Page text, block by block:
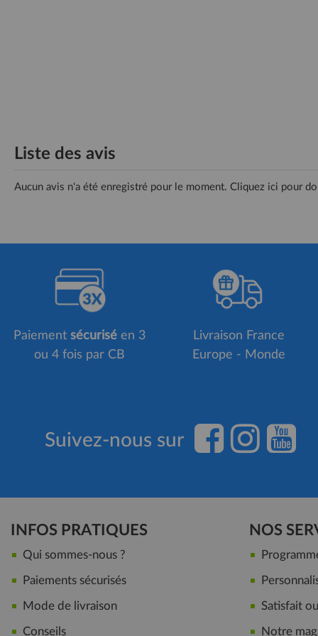
Liste des avis
Aucun avis n'a été enregistré pour le moment. Cliquez ici pour
Paiement sécurisé en 3
ou 4 fois par CB
Livraison France
Europe - Monde
Suivez-nous sur
INFOS PRATIQUES
Qui sommes-nous ?
Paiements sécurisés
Mode de livraison
Conseils
NOS
Satisfait
Notre